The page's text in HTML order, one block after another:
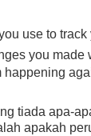
use to track
you made
happening
tiada apa-
apakah